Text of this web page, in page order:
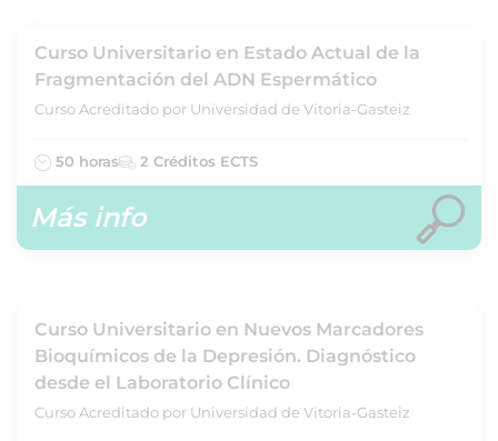
Curso Universitario en Estado Actual de la
Fragmentación del ADN Espermático
Curso Acreditado por Universidad de Vitoria-Gasteiz
50 horas 2 Créditos ECTS
Más info
Curso Universitario en Nuevos Marcadores
Bioquímicos de la Depresión. Diagnóstico
desde el Laboratorio Clínico
Curso Acreditado por Universidad de Vitoria-Gasteiz